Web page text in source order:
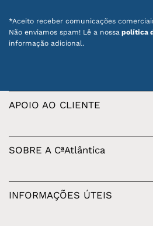
*Aceito receber comunicações
Não enviamos spam! Lê a nossa política
informação adicional.
APOIO AO CLIENTE
SOBRE A CªAtlântica
INFORMAÇÕES ÚTEIS